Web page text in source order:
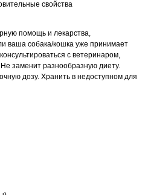
свойства
помощь и лекарства,
ваша собака/кошка уже принимает
с ветеринаром,
заменит разнообразную диету.
дозу. Хранить в недоступном для